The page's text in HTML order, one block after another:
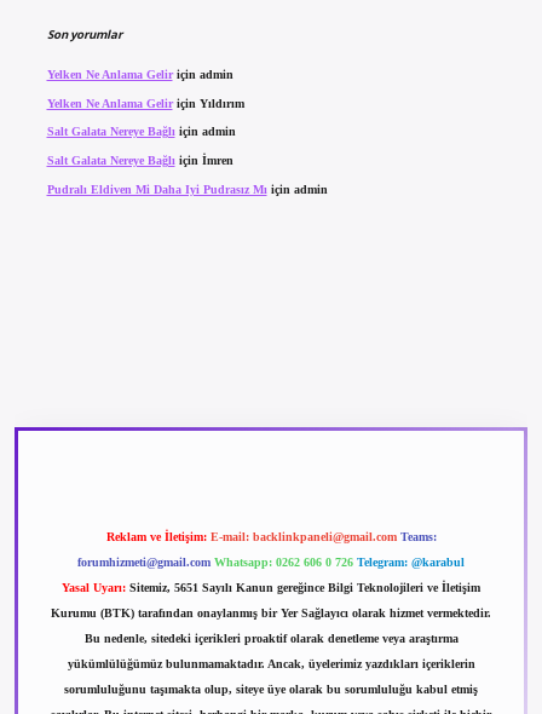
Son yorumlar
Yelken Ne Anlama Geliriçin admin
Yelken Ne Anlama Geliriçin Yıldırım
Salt Galata Nereye Bağlıiçin admin
Salt Galata Nereye Bağlı için İmren
Pudralı Eldiven Mi Daha Iyi Pudrasız Mı için admin
Reklam ve İletişim: E-mail: backlinkpaneli@gmail.com Teams:
forumhizmeti@gmail.com Whatsapp: 0262 606 0 726 Telegram: @karabul
Yasal Uyarı: Sitemiz, 5651 Sayılı Kanun gereğince Bilgi Teknolojileri ve İletişim
Kurumu (BTK) tarafından onaylanmış bir Yer Sağlayıcı olarak hizmet vermektedir.
Bu nedenle, sitedeki içerikleri proaktif olarak denetleme veya araştırma
yükümlülüğümüz bulunmamaktadır. Ancak, üyelerimiz yazdıkları içeriklerin
sorumluluğunu taşımakta olup, siteye üye olarak bu sorumluluğu kabul etmiş